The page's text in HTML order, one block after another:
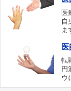
医
自
ま
転
円
ウ